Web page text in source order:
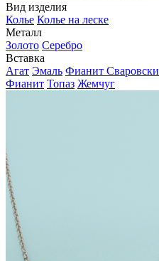
Вид изделия
Колье Колье на леске
Металл
Золото Серебро
Вставка
Агат Эмаль Фианит Сваровски
Фианит Топаз Жемчуг